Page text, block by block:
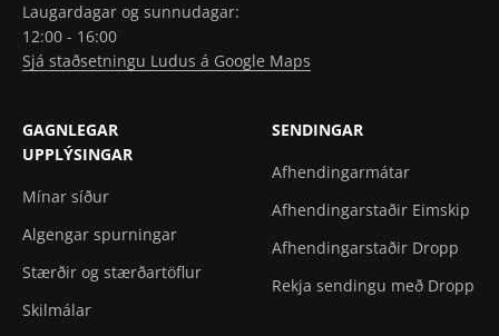
Laugardagar og sunnudagar:
12:00 - 16:00
Sjá staðsetningu Ludus á Google Maps
GAGNLEGAR
UPPLÝSINGAR
Mínar síður
Algengar spurningar
Stærðir og stærðartöflur
Skilmálar
SENDINGAR
Afhendingarmátar
Afhendingarstaðir Eimskip
Afhendingarstaðir Dropp
Rekja sendingu með Dropp